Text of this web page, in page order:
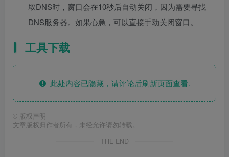
取DNS时，窗口会在10秒后自动关闭，因为需要寻找
DNS服务器。如果心急，可以直接手动关闭窗口。
工具下载
此处内容已隐藏，请评论后刷新页面查看.
© 版权声明
文章版权归作者所有，未经允许请勿转载。
THE END